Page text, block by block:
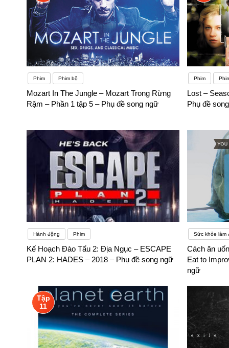
Phim Phim bộ
Mozart In The Jungle – Mozart Trong Rừng
Rậm – Phần 1 tập 5 – Phụ đề song ngữ
Phim
Lost –
Phụ đề
Hành động Phim
Kế Hoạch Đào Tẩu 2: Địa Ngục – ESCAPE
PLAN 2: HADES – 2018 – Phụ đề song ngữ
Sức khỏe làm
Cách ăn
Eat to
ngữ
Tập
11